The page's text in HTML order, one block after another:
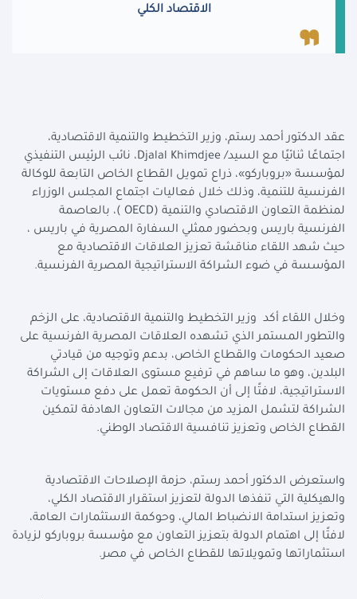
الاقتصاد الكلي
عقد الدكتور أحمد رستم، وزير التخطيط والتنمية الاقتصادية،
اجتماعًا ثنائيًا مع السيد/ Djalal Khimdjee، نائب الرئيس التنفيذي
لمؤسسة «بروباركو»، ذراع تمويل القطاع الخاص التابعة للوكالة
الفرنسية للتنمية، وذلك خلال فعاليات اجتماع المجلس الوزراء
لمنظمة التعاون الاقتصادي والتنمية (OECD )، بالعاصمة
الفرنسية باريس وبحضور ممثلي السفارة المصرية في باريس ،
حيث شهد اللقاء مناقشة تعزيز العلاقات الاقتصادية مع
المؤسسة في ضوء الشراكة الاستراتيجية المصرية الفرنسية.
وخلال اللقاء أكد وزير التخطيط والتنمية الاقتصادية، على الزخم
والتطور المستمر الذي تشهده العلاقات المصرية الفرنسية على
صعيد الحكومات والقطاع الخاص، بدعم وتوجيه من قيادتي
البلدين، وهو ما ساهم في ترفيع مستوى العلاقات إلى الشراكة
الاستراتيجية، لافتًا إلى أن الحكومة تعمل على دفع مستويات
الشراكة لتشمل المزيد من مجالات التعاون الهادفة لتمكين
القطاع الخاص وتعزيز تنافسية الاقتصاد الوطني.
واستعرض الدكتور أحمد رستم، حزمة الإصلاحات الاقتصادية
والهيكلية التي تنفذها الدولة لتعزيز استقرار الاقتصاد الكلي،
وتعزيز استدامة الانضباط المالي، وحوكمة الاستثمارات العامة،
لافتًا إلى اهتمام الدولة بتعزيز التعاون مع مؤسسة بروباركو لزيادة
استثماراتها وتمويلاتها للقطاع الخاص في مصر.